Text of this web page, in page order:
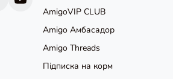
AmigoVIP CLUB
Amigo Амбасадор
Amigo Threads
Підписка на корм